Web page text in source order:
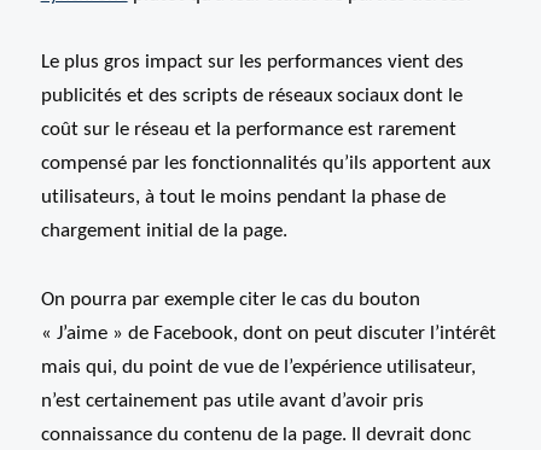
Le plus gros impact sur les performances vient des
publicités et des scripts de réseaux sociaux dont le
coût sur le réseau et la performance est rarement
compensé par les fonctionnalités qu’ils apportent aux
utilisateurs, à tout le moins pendant la phase de
chargement initial de la page.
On pourra par exemple citer le cas du bouton
« J’aime » de Facebook, dont on peut discuter l’intérêt
mais qui, du point de vue de l’expérience utilisateur,
n’est certainement pas utile avant d’avoir pris
connaissance du contenu de la page. Il devrait donc